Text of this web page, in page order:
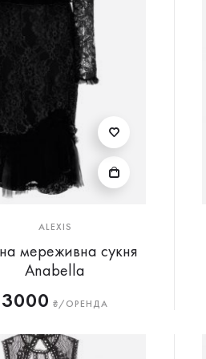
ALEXIS
мереживна сукня
Anabella
3000 ₴/ОРЕНДА